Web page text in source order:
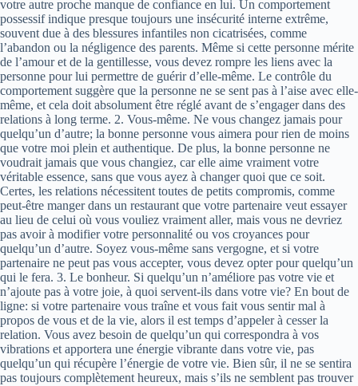
votre autre proche manque de confiance en lui. Un comportement
possessif indique presque toujours une insécurité interne extrême,
souvent due à des blessures infantiles non cicatrisées, comme
l’abandon ou la négligence des parents. Même si cette personne mérite
de l’amour et de la gentillesse, vous devez rompre les liens avec la
personne pour lui permettre de guérir d’elle-même. Le contrôle du
comportement suggère que la personne ne se sent pas à l’aise avec elle-
même, et cela doit absolument être réglé avant de s’engager dans des
relations à long terme. 2. Vous-même. Ne vous changez jamais pour
quelqu’un d’autre; la bonne personne vous aimera pour rien de moins
que votre moi plein et authentique. De plus, la bonne personne ne
voudrait jamais que vous changiez, car elle aime vraiment votre
véritable essence, sans que vous ayez à changer quoi que ce soit.
Certes, les relations nécessitent toutes de petits compromis, comme
peut-être manger dans un restaurant que votre partenaire veut essayer
au lieu de celui où vous vouliez vraiment aller, mais vous ne devriez
pas avoir à modifier votre personnalité ou vos croyances pour
quelqu’un d’autre. Soyez vous-même sans vergogne, et si votre
partenaire ne peut pas vous accepter, vous devez opter pour quelqu’un
qui le fera. 3. Le bonheur. Si quelqu’un n’améliore pas votre vie et
n’ajoute pas à votre joie, à quoi servent-ils dans votre vie? En bout de
ligne: si votre partenaire vous traîne et vous fait vous sentir mal à
propos de vous et de la vie, alors il est temps d’appeler à cesser la
relation. Vous avez besoin de quelqu’un qui correspondra à vos
vibrations et apportera une énergie vibrante dans votre vie, pas
quelqu’un qui récupère l’énergie de votre vie. Bien sûr, il ne se sentira
pas toujours complètement heureux, mais s’ils ne semblent pas trouver